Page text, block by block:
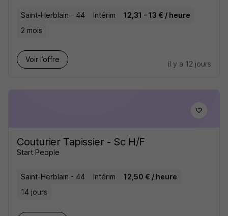
Saint-Herblain - 44 Intérim
12,31 - 13 € / heure
2 mois
Voir l’offre
il y a 12 jours
Couturier Tapissier - Sc H/F
Start People
Saint-Herblain - 44 Intérim
12,50 € / heure
14 jours